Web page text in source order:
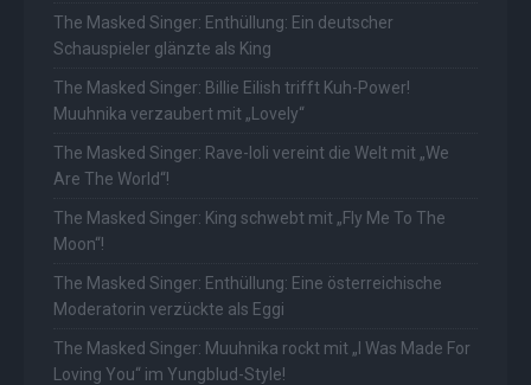
The Masked Singer: Enthüllung: Ein deutscher
Schauspieler glänzte als King
The Masked Singer: Billie Eilish trifft Kuh-Power!
Muuhnika verzaubert mit „Lovely“
The Masked Singer: Rave-Ioli vereint die Welt mit „We
Are The World“!
The Masked Singer: King schwebt mit „Fly Me To The
Moon“!
The Masked Singer: Enthüllung: Eine österreichische
Moderatorin verzückte als Eggi
The Masked Singer: Muuhnika rockt mit „I Was Made For
Loving You“ im Yungblud-Style!